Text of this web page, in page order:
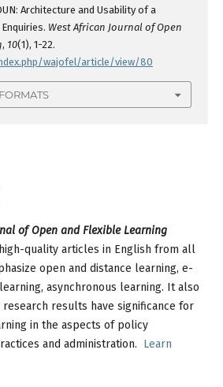
Architecture and Usability of a
West African Journal of Open
, 10(1), 1-22.
wajofel/article/view/80
of Open and Flexible Learning
quality articles in English from all
open and distance learning, e-
asynchronous learning. It also
results have significance for
in the aspects of policy
and administration. Learn